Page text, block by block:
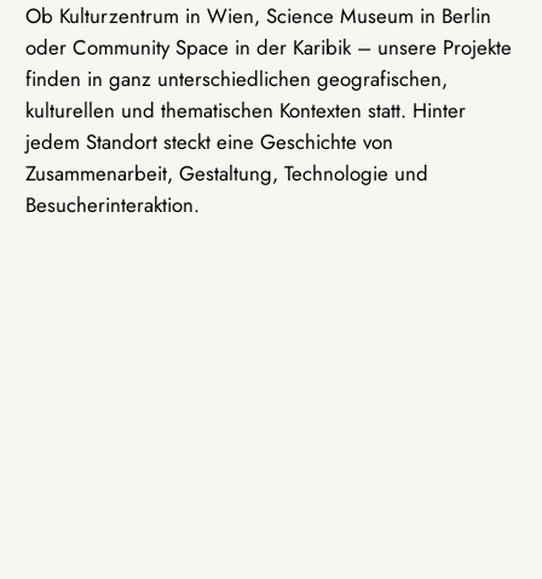
Ob Kulturzentrum in Wien, Science Museum in Berlin
oder Community Space in der Karibik – unsere Projekte
finden in ganz unterschiedlichen geografischen,
kulturellen und thematischen Kontexten statt. Hinter
jedem Standort steckt eine Geschichte von
Zusammenarbeit, Gestaltung, Technologie und
Besucherinteraktion.